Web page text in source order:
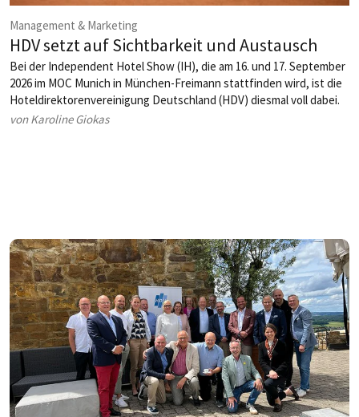
Management & Marketing
HDV setzt auf Sichtbarkeit und Austausch
Bei der Independent Hotel Show (IH), die am 16. und 17. September
2026 im MOC Munich in München-Freimann stattfinden wird, ist die
Hoteldirektorenvereinigung Deutschland (HDV) diesmal voll dabei.
von Karoline Giokas